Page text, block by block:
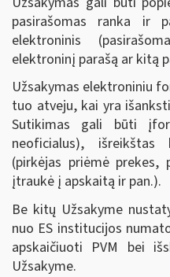
pasirašomas ranka ir
elektroninis
elektroninį parašą ar kitą
Užsakymas elektroniniu
tuo atveju, kai yra
Sutikimas gali būti
neoficialus), išreikštas
(pirkėjas priėmė prekes,
įtraukė į apskaitą ir pan.).
Be kitų Užsakyme
nuo ES institucijos
apskaičiuoti PVM bei
Užsakyme.